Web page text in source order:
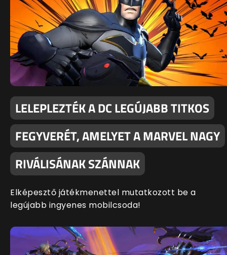
LELEPLEZTÉK A DC LEGÚJABB TITKOS
FEGYVERÉT, AMELYET A MARVEL NAGY
RIVÁLISÁNAK SZÁNNAK
Elképesztő játékmenettel mutatkozott be a
legújabb ingyenes mobilcsoda!